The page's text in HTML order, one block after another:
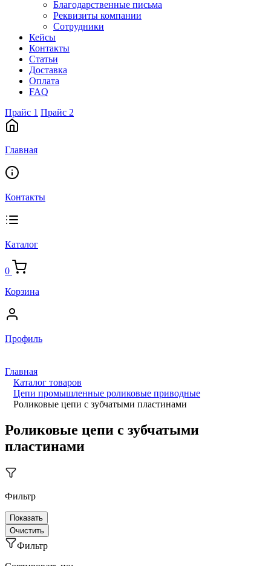
Благодарственные письма
Реквизиты компании
Сотрудники
Кейсы
Контакты
Статьи
Доставка
Оплата
FAQ
Прайс 1 Прайс 2
Главная
Контакты
Каталог
0
Корзина
Профиль
Главная
Каталог товаров
Цепи промышленные роликовые приводные
Роликовые цепи с зубчатыми пластинами
Роликовые цепи с зубчатыми
пластинами
Фильтр
Фильтр